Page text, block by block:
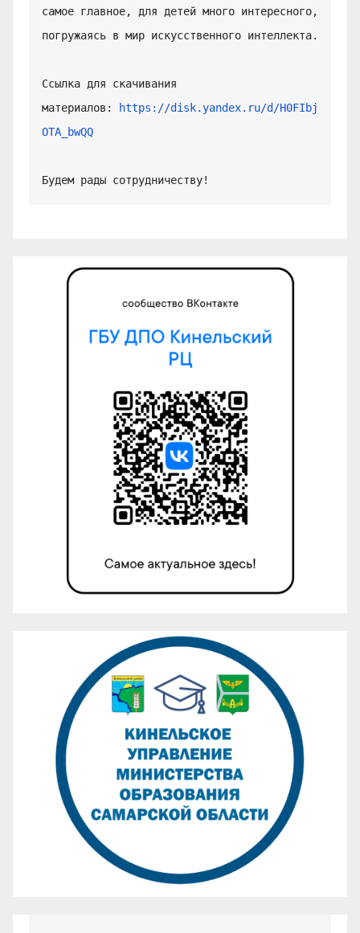
самое главное, для детей много интересного,
погружаясь в мир искусственного интеллекта.
Ссылка для скачивания
материалов:
https://disk.yandex.ru/d/H0FIbj
OTA_bwQQ
Будем рады сотрудничеству!